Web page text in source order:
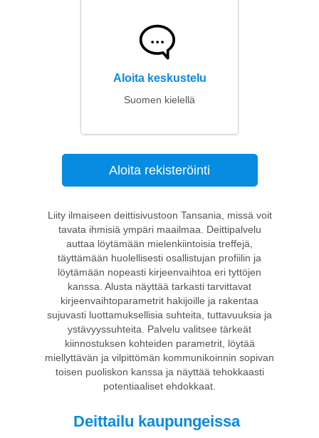
Aloita keskustelu
Suomen kielellä
Aloita rekisteröinti
Liity ilmaiseen deittisivustoon Tansania, missä voit
tavata ihmisiä ympäri maailmaa. Deittipalvelu
auttaa löytämään mielenkiintoisia treffejä,
täyttämään huolellisesti osallistujan profiilin ja
löytämään nopeasti kirjeenvaihtoa eri tyttöjen
kanssa. Alusta näyttää tarkasti tarvittavat
kirjeenvaihtoparametrit hakijoille ja rakentaa
sujuvasti luottamuksellisia suhteita, tuttavuuksia ja
ystävyyssuhteita. Palvelu valitsee tärkeät
kiinnostuksen kohteiden parametrit, löytää
miellyttävän ja vilpittömän kommunikoinnin sopivan
toisen puoliskon kanssa ja näyttää tehokkaasti
potentiaaliset ehdokkaat.
Deittailu kaupungeissa